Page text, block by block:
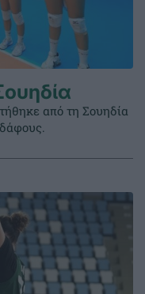
από τη Σουηδία